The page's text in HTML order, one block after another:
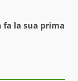
fa la sua prima